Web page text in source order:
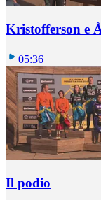
Kristofferson e
05:36
Il podio